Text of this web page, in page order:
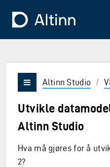
og Enter for å velge
Vis/skjul meny
Altinn Studio /
Utvikle
Altinn Studio
Hva må gjøres for å
2?